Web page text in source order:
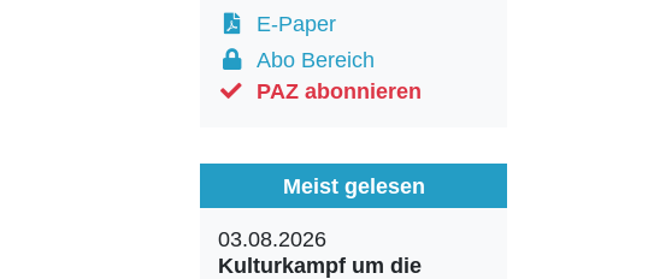
E-Paper
Abo Bereich
PAZ abonnieren
Meist gelesen
03.08.2026
Kulturkampf um die